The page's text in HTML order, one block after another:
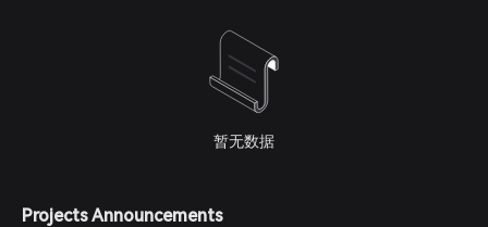
暂无数据
Projects Announcements